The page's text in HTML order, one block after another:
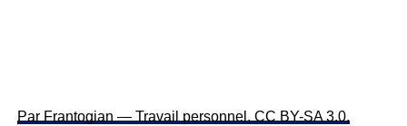
Par Frantogian — Travail personnel, CC BY-SA 3.0,